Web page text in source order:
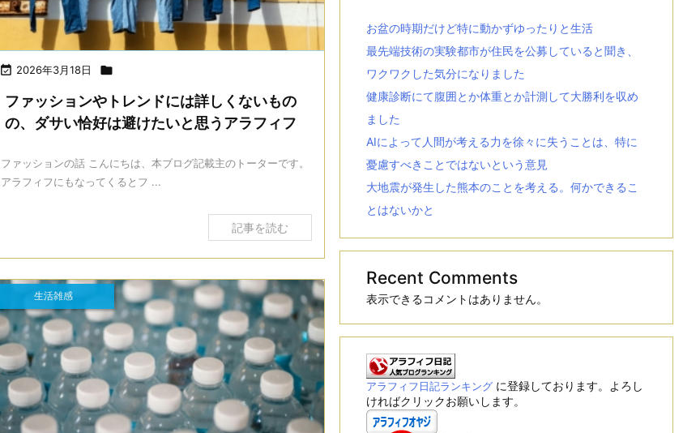
 2026年3月18日 
ファッションやトレンドには詳しくないもの
の、ダサい恰好は避けたいと思うアラフィフ
ファッションの話 こんにちは、本ブログ記載主のトーターです。
アラフィフにもなってくるとフ ...
記事を読む
生活雑感
お盆の時期だけど特に動かずゆったりと生活
最先端技術の実験都市が住民を公募していると聞き、
ワクワクした気分になりました
健康診断にて腹囲とか体重とか計測して大勝利を収め
ました
AIによって人間が考える力を徐々に失うことは、特に
憂慮すべきことではないという意見
大地震が発生した熊本のことを考える。何かできるこ
とはないかと
Recent Comments
表示できるコメントはありません。
アラフィフ日記ランキング に登録しております。よろし
ければクリックお願いします。